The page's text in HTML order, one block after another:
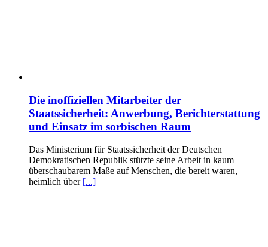
Die inoffiziellen Mitarbeiter der
Staatssicherheit: Anwerbung, Berichterstattung
und Einsatz im sorbischen Raum
Das Ministerium für Staatssicherheit der Deutschen
Demokratischen Republik stützte seine Arbeit in kaum
überschaubarem Maße auf Menschen, die bereit waren,
heimlich über [...]